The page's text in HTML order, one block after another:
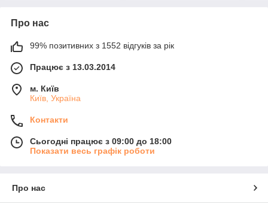
Про нас
99% позитивних з 1552 відгуків за рік
Працює з 13.03.2014
м. Київ
Київ, Україна
Контакти
Сьогодні працює з 09:00 до 18:00
Показати весь графік роботи
Про нас